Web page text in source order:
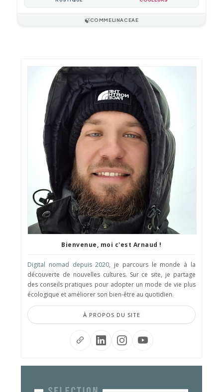
🍃COMMELINACEAE
Bienvenue, moi c'est Arnaud !
Digital nomad depuis 2020, je parcours le monde à la
découverte de nouvelles cultures. Sur ce site, je partage
des conseils pratiques pour adopter un mode de vie plus
écologique et améliorer son bien-être au quotidien.
À PROPOS DU SITE